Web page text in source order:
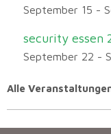
September 15 -
security essen
September 22 -
Alle